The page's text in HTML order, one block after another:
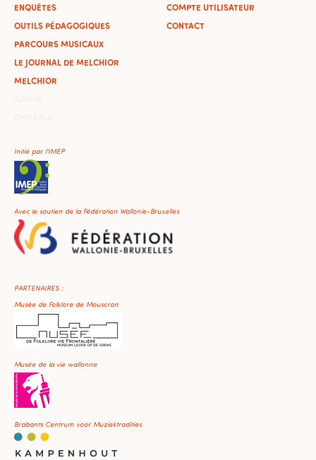
ENQUÊTES
OUTILS PÉDAGOGIQUES
PARCOURS MUSICAUX
LE JOURNAL DE MELCHIOR
MELCHIOR
COMPTE UTILISATEUR
CONTACT
Initié par l'IMEP
Avec le soutien de la Fédération Wallonie-Bruxelles
PARTENAIRES :
Musée de Folklore de Mouscron
Musée de la vie wallonne
Brabants Centrum voor Muziektradities